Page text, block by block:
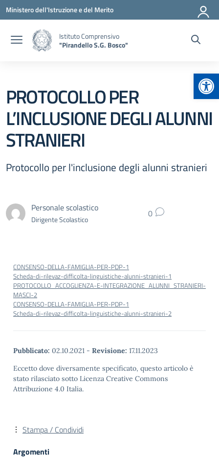
Vai ai contenuti
Vai al menu di navigazione
Vai al footer
Ministero dell'Istruzione e del Merito
Istituto Comprensivo
"Pirandello S.G. Bosco"
PROTOCOLLO PER
L’INCLUSIONE DEGLI ALUNNI
STRANIERI
Protocollo per l'inclusione degli alunni stranieri
Personale scolastico
Dirigente Scolastico 0
CONSENSO-DELLA-FAMIGLIA-PER-PDP-1
Scheda-di-rilevaz-difficolta-linguistiche-alunni-stranieri-1
PROTOCOLLO_ACCOGLIENZA-E-INTEGRAZIONE_ALUNNI_STRANIERI-
MASCI-2
CONSENSO-DELLA-FAMIGLIA-PER-PDP-1
Scheda-di-rilevaz-difficolta-linguistiche-alunni-stranieri-2
Pubblicato: 02.10.2021 - Revisione: 17.11.2023
Eccetto dove diversamente specificato, questo articolo è
stato rilasciato sotto Licenza Creative Commons
Attribuzione 4.0 Italia.
Stampa / Condividi
Argomenti